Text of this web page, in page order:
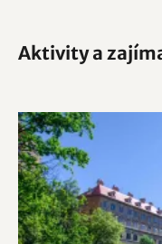
Aktivity a